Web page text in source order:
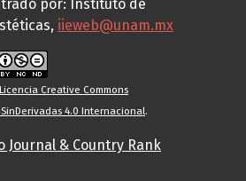
por: Instituto de
iieweb@unam.mx
Licencia Creative Commons
4.0 Internacional.